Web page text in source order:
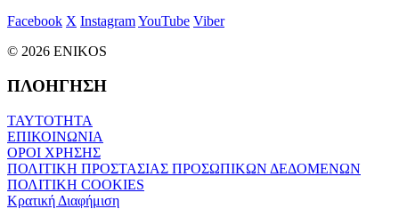
Facebook X InstagramYouTube Viber
© 2026 ENIKOS
ΠΛΟΗΓΗΣΗ
ΤΑΥΤΟΤΗΤΑ
ΕΠΙΚΟΙΝΩΝΙΑ
ΟΡΟΙ ΧΡΗΣΗΣ
ΠΟΛΙΤΙΚΗ ΠΡΟΣΤΑΣΙΑΣ ΠΡΟΣΩΠΙΚΩΝ ΔΕΔΟΜΕΝΩΝ
ΠΟΛΙΤΙΚΗ COOKIES
Κρατική Διαφήμιση